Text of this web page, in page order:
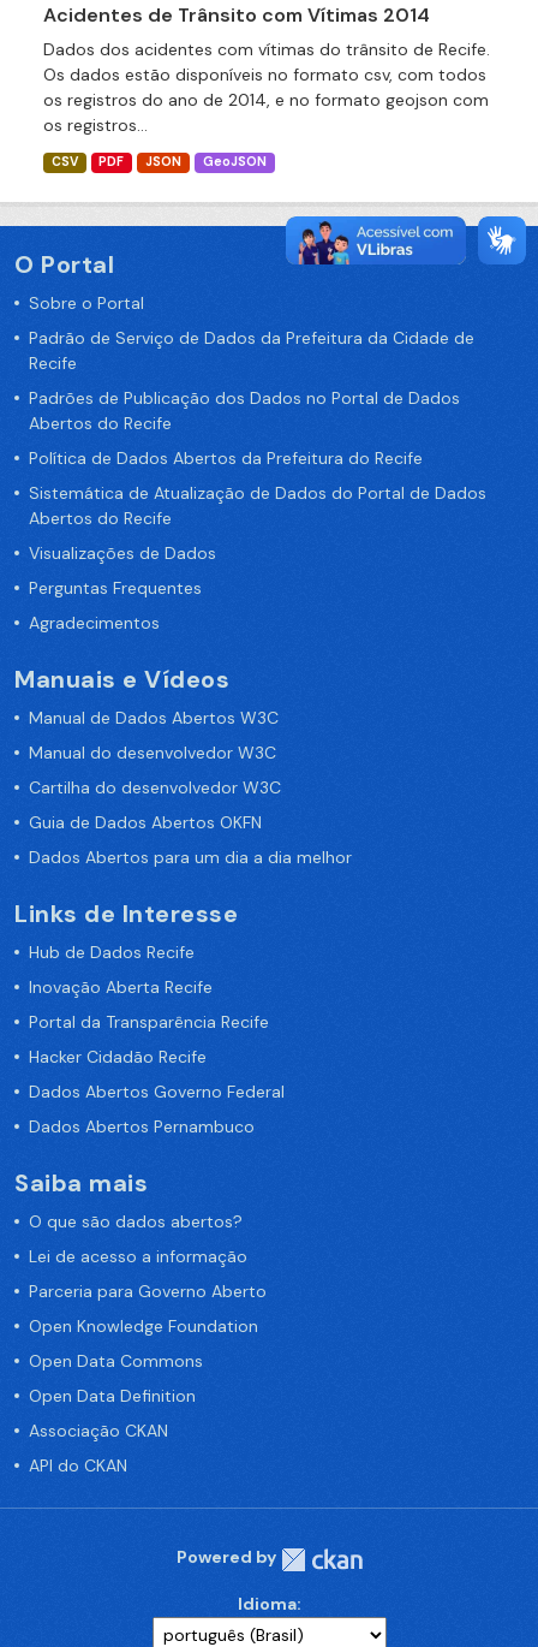
Acidentes de Trânsito com Vítimas 2014
Dados dos acidentes com vítimas do trânsito de Recife.
Os dados estão disponíveis no formato csv, com todos
os registros do ano de 2014, e no formato geojson com
os registros...
CSV PDF JSON GeoJSON
O Portal
Sobre o Portal
Padrão de Serviço de Dados da Prefeitura da Cidade de
Recife
Padrões de Publicação dos Dados no Portal de Dados
Abertos do Recife
Política de Dados Abertos da Prefeitura do Recife
Sistemática de Atualização de Dados do Portal de Dados
Abertos do Recife
Visualizações de Dados
Perguntas Frequentes
Agradecimentos
Manuais e Vídeos
Manual de Dados Abertos W3C
Manual do desenvolvedor W3C
Cartilha do desenvolvedor W3C
Guia de Dados Abertos OKFN
Dados Abertos para um dia a dia melhor
Links de Interesse
Hub de Dados Recife
Inovação Aberta Recife
Portal da Transparência Recife
Hacker Cidadão Recife
Dados Abertos Governo Federal
Dados Abertos Pernambuco
Saiba mais
O que são dados abertos?
Lei de acesso a informação
Parceria para Governo Aberto
Open Knowledge Foundation
Open Data Commons
Open Data Definition
Associação CKAN
API do CKAN
Powered by
Idioma